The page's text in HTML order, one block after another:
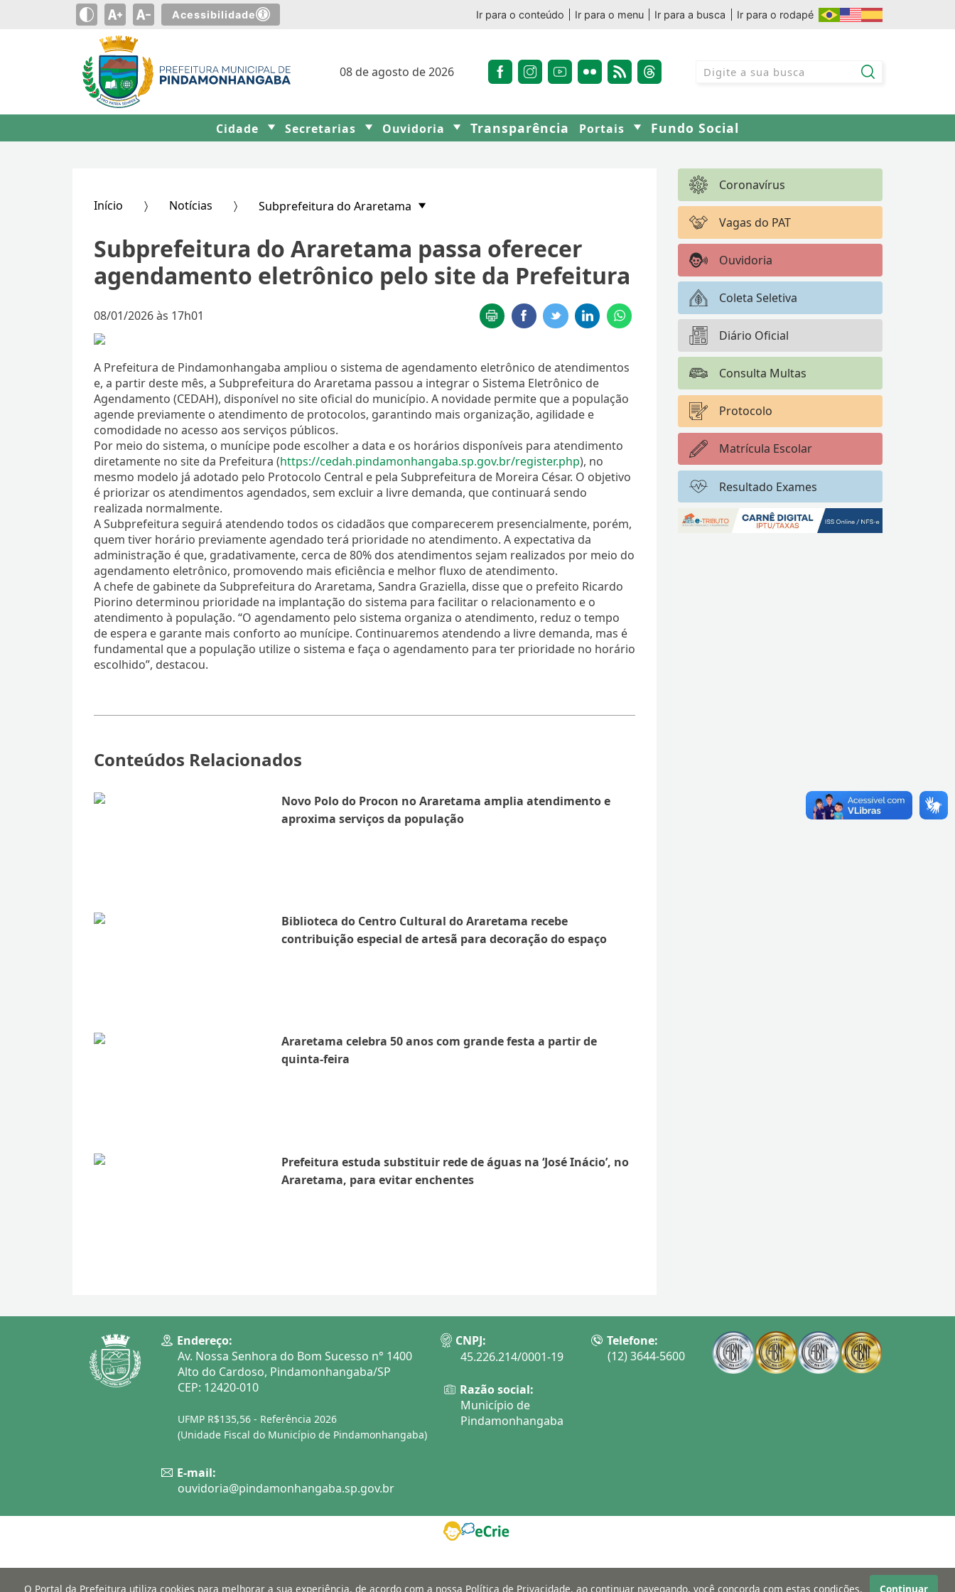
Acessibilidade Ir para o conteúdo Ir para o menu Ir para a busca Ir para o rodapé
08 de agosto de 2026
Cidade Secretarias Ouvidoria Transparência Portais Fundo Social
Início Notícias Subprefeitura do Araretama
Subprefeitura do Araretama passa oferecer
agendamento eletrônico pelo site da Prefeitura
08/01/2026 às 17h01
A Prefeitura de Pindamonhangaba ampliou o sistema de agendamento eletrônico de atendimentos
e, a partir deste mês, a Subprefeitura do Araretama passou a integrar o Sistema Eletrônico de
Agendamento (CEDAH), disponível no site oficial do município. A novidade permite que a população
agende previamente o atendimento de protocolos, garantindo mais organização, agilidade e
comodidade no acesso aos serviços públicos.
Por meio do sistema, o munícipe pode escolher a data e os horários disponíveis para atendimento
diretamente no site da Prefeitura (https://cedah.pindamonhangaba.sp.gov.br/register.php), no
mesmo modelo já adotado pelo Protocolo Central e pela Subprefeitura de Moreira César. O objetivo
é priorizar os atendimentos agendados, sem excluir a livre demanda, que continuará sendo
realizada normalmente.
A Subprefeitura seguirá atendendo todos os cidadãos que comparecerem presencialmente, porém,
quem tiver horário previamente agendado terá prioridade no atendimento. A expectativa da
administração é que, gradativamente, cerca de 80% dos atendimentos sejam realizados por meio do
agendamento eletrônico, promovendo mais eficiência e melhor fluxo de atendimento.
A chefe de gabinete da Subprefeitura do Araretama, Sandra Graziella, disse que o prefeito Ricardo
Piorino determinou prioridade na implantação do sistema para facilitar o relacionamento e o
atendimento à população. “O agendamento pelo sistema organiza o atendimento, reduz o tempo
de espera e garante mais conforto ao munícipe. Continuaremos atendendo a livre demanda, mas é
fundamental que a população utilize o sistema e faça o agendamento para ter prioridade no horário
escolhido”, destacou.
Conteúdos Relacionados
Novo Polo do Procon no Araretama amplia atendimento e
aproxima serviços da população
Biblioteca do Centro Cultural do Araretama recebe
contribuição especial de artesã para decoração do espaço
Araretama celebra 50 anos com grande festa a partir de
quinta-feira
Prefeitura estuda substituir rede de águas na ‘José Inácio’, no
Araretama, para evitar enchentes
Coronavírus
Vagas do PAT
Ouvidoria
Coleta Seletiva
Diário Oficial
Consulta Multas
Protocolo
Matrícula Escolar
Resultado Exames
Endereço:
Av. Nossa Senhora do Bom Sucesso n° 1400
Alto do Cardoso, Pindamonhangaba/SP
CEP: 12420-010
UFMP R$135,56 - Referência 2026
(Unidade Fiscal do Município de Pindamonhangaba)
CNPJ:
45.226.214/0001-19
Razão social:
Município de
Pindamonhangaba
Telefone:
(12) 3644-5600
E-mail:
ouvidoria@pindamonhangaba.sp.gov.br
O Portal da Prefeitura utiliza cookies para melhorar a sua experiência, de acordo com a nossa Política de Privacidade, ao continuar navegando, você concorda com estas condições. Continuar